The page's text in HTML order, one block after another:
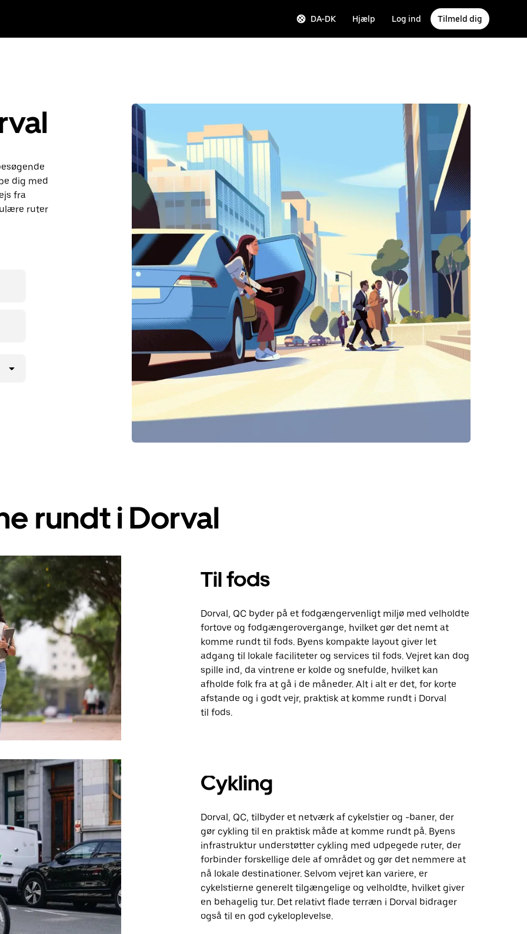
DA-DK Hjælp Log ind Tilmeld dig
dig med
fra
ruter
rundt i Dorval
Til fods
Dorval, QC byder på et fodgængervenligt miljø med velholdte
fortove og fodgængerovergange, hvilket gør det nemt at
komme rundt til fods. Byens kompakte layout giver let
adgang til lokale faciliteter og services til fods. Vejret kan dog
spille ind, da vintrene er kolde og snefulde, hvilket kan
afholde folk fra at gå i de måneder. Alt i alt er det, for korte
afstande og i godt vejr, praktisk at komme rundt i Dorval
til fods.
Cykling
Dorval, QC, tilbyder et netværk af cykelstier og -baner, der
gør cykling til en praktisk måde at komme rundt på. Byens
infrastruktur understøtter cykling med udpegede ruter, der
forbinder forskellige dele af området og gør det nemmere at
nå lokale destinationer. Selvom vejret kan variere, er
cykelstierne generelt tilgængelige og velholdte, hvilket giver
en behagelig tur. Det relativt flade terræn i Dorval bidrager
også til en god cykeloplevelse.